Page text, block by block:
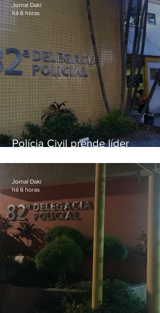
Polícia Civil prende líder
sexualmente de fiéis por mais
uma década
Jornal Daki
há 6 horas
Jornal Daki
há 6 horas